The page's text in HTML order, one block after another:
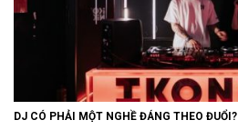
DJ CÓ PHẢI MỘT NGHỀ ĐÁNG THEO ĐUỔI?